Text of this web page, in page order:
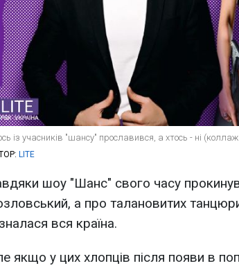
із учасників "шансу" прославився, а хтось - ні
LITE
шоу "Шанс" свого часу
а про талановитих
вся країна.
якщо у цих хлопців після появи в